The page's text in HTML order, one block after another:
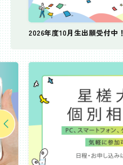
2026年度10月生出願受付中！